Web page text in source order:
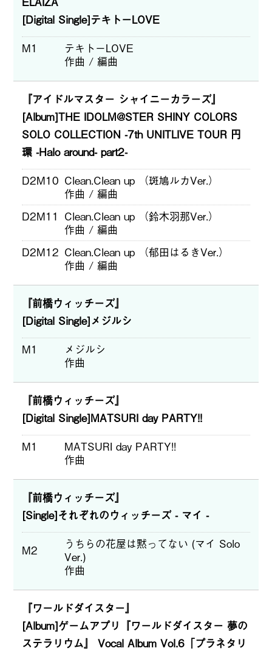
[Digital Single]テキトーLOVE
M1
テキトーLOVE
作曲 / 編曲
『アイドルマスター シャイニーカラーズ』
[Album]THE IDOLM@STER SHINY COLORS
SOLO COLLECTION -7th UNITLIVE TOUR 円
環 -Halo around- part2-
D2M10 Clean.Clean up （斑鳩ルカVer.）
作曲 / 編曲
D2M11 Clean.Clean up （鈴木羽那Ver.）
作曲 / 編曲
D2M12 Clean.Clean up （郁田はるきVer.）
作曲 / 編曲
『前橋ウィッチーズ』
[Digital Single]メジルシ
M1
メジルシ
作曲
『前橋ウィッチーズ』
[Digital Single]MATSURI day PARTY!!
M1
MATSURI day PARTY!!
作曲
『前橋ウィッチーズ』
[Single]それぞれのウィッチーズ - マイ -
M2
うちらの花屋は黙ってない (マイ Solo
Ver.)
作曲
『ワールドダイスター』
[Album]ゲームアプリ『ワールドダイスター 夢の
ステラリウム』 Vocal Album Vol.6「プラネタリ